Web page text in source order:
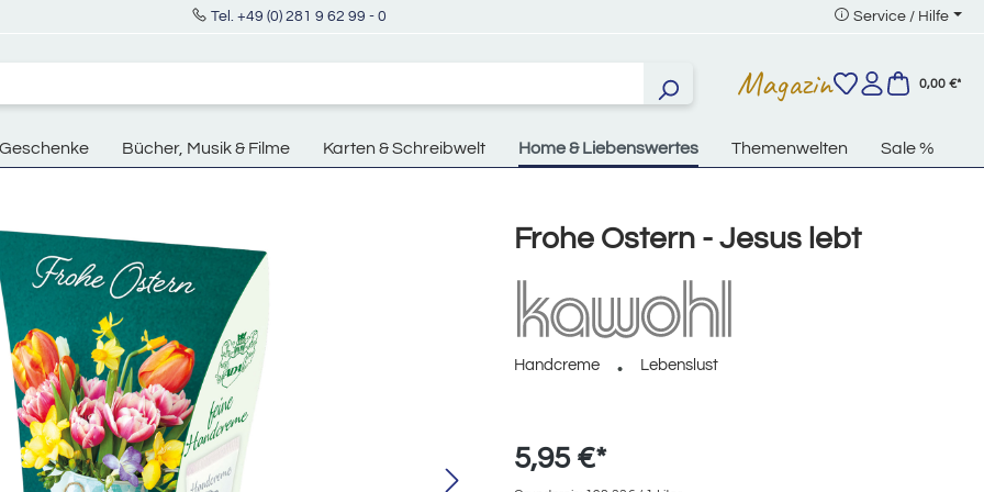
Tel. +49 (0) 281 9 62 99 - 0 Service / Hilfe
Magazin 0,00 €*
Geschenke Bücher, Musik & Filme Karten & Schreibwelt Home & Liebenswertes Themenwelten Sale %
Frohe Ostern - Jesus lebt
Handcreme Lebenslust
5,95 €*